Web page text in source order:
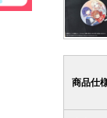
商品仕